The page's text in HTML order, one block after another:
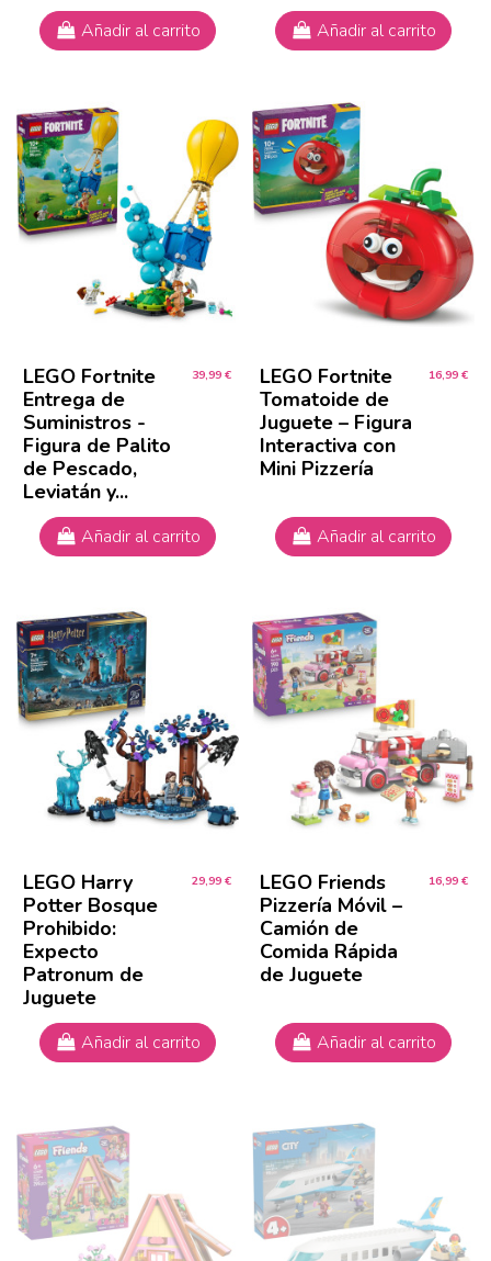
Añadir al carrito Añadir al carrito
LEGO Fortnite
Entrega de
Suministros -
Figura de Palito
de Pescado,
Leviatán y...
39,99 €
Añadir al carrito
LEGO Fortnite
Tomatoide de
Juguete – Figura
Interactiva con
Mini Pizzería
16,99 €
Añadir al carrito
LEGO Harry
Potter Bosque
Prohibido:
Expecto
Patronum de
Juguete
29,99 €
Añadir al carrito
LEGO Friends
Pizzería Móvil –
Camión de
Comida Rápida
de Juguete
16,99 €
Añadir al carrito